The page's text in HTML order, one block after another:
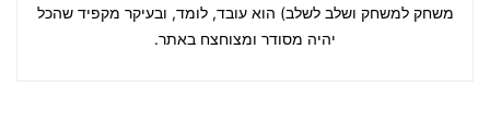
משחק למשחק ושלב לשלב) הוא עובד, לומד, ובעיקר מקפיד שהכל
יהיה מסודר ומצוחצח באתר.